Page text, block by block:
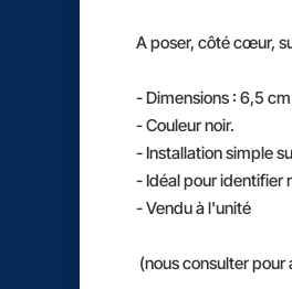
A poser, côté cœur,
- Dimensions : 6,5
- Couleur noir.
- Installation simple
- Idéal pour identifier
- Vendu à l'unité
(nous consulter pour